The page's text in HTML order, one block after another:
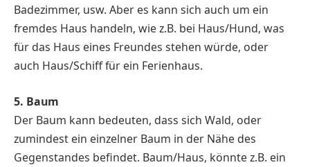
Badezimmer, usw. Aber es kann sich auch um ein
fremdes Haus handeln, wie z.B. bei Haus/Hund, was
für das Haus eines Freundes stehen würde, oder
auch Haus/Schiff für ein Ferienhaus.
5. Baum
Der Baum kann bedeuten, dass sich Wald, oder
zumindest ein einzelner Baum in der Nähe des
Gegenstandes befindet. Baum/Haus, könnte z.B. ein